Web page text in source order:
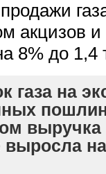
акцизов
8% до 1,4
газа на
выручка